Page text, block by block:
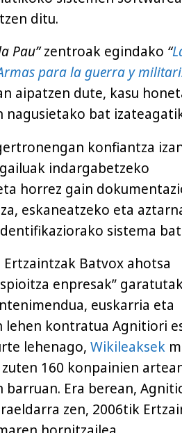
ditu.
Pau”zentroak egindako “
para la guerra y
aipatzen dute, kasu
nagusietako bat
konfiantza
indargabetzeko
horrez gain
eskaneatzeko eta
sistema
Batvox ahotsa
enpresak”
euskarria eta
lehen kontratua Agnitiori
lehenago, Wikileaksek
160 konpainien
barruan. Era berean,
zen, 2006tik